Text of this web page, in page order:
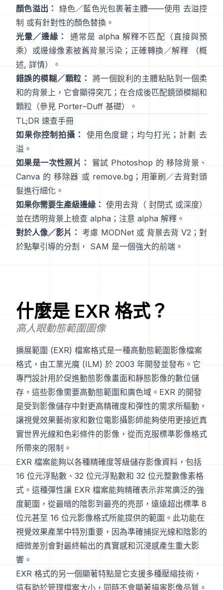
顏色溢出： 綠色／藍色光包裹著主體——使用 去溢控
制 或有針對性的顏色替換。
光暈／邊緣：
通常是 alpha 解釋不匹配（直接與預
乘）或邊緣像素被舊背景污染；正確轉換／解釋
（概
述, 詳情）。
錯誤的模糊／顆粒： 將一個銳利的主體粘貼到一個柔
和的背景上，它會顯得突兀；在合成後匹配鏡頭模糊和
顆粒（參見 Porter–Duff 基礎）。
TL;DR 速查手冊
如果你控制拍攝：
使用色度鍵；均勻打光；計劃 去
溢 。
如果是一次性照片：
嘗試 Photoshop 的 移除背景 、
Canva 的 移除器 或 remove.bg；用筆刷／去背對頭
髮進行細化。
如果你需要生產級邊緣： 使用去背（ 封閉式 或深度）
並在透明背景上檢查 alpha；注意 alpha 解釋 。
對於人像／影片： 考慮 MODNet或 背景去背 V2 ；對
於點擊引導的分割， SAM 是一個強大的前端。
什麼是 EXR 格式？
高人眼動態範圍圖像
擴展範圍 (EXR) 檔案格式是一種高動態範圍影像檔案
格式，由工業光魔 (ILM) 於 2003 年開發並發布。它
專門設計用於促進動態影像畫面和靜態影像的數位儲
存，這些影像需要高動態範圍和廣色域。EXR 的開發
是受到影像儲存中對更高精確度和彈性的需求所驅動，
讓視覺效果藝術家和數位電影攝影師能夠使用更接近真
實世界光線和色彩條件的影像，從而克服標準影像格式
所帶來的限制。
EXR 檔案能夠以各種精確度等級儲存影像資料，包括
16 位元浮點數、32 位元浮點數和 32 位元整數像素格
式。這種彈性讓 EXR 檔案能夠精確表示非常廣泛的強
度範圍，從最暗的陰影到最亮的亮部，遠遠超出標準 8
位元甚至 16 位元影像格式所能提供的範圍。此功能在
視覺效果產業中特別重要，因為準確捕捉光線和陰影的
細微差別會對最終輸出的真實感和沉浸感產生重大影
響。
EXR 格式的另一個顯著特點是它支援多種壓縮技術，
這有助於管理檔案大小，同時不會顯著損害影像品質。